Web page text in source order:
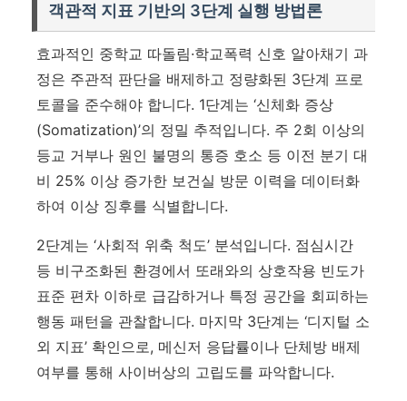
객관적 지표 기반의 3단계 실행 방법론
효과적인 중학교 따돌림·학교폭력 신호 알아채기 과
정은 주관적 판단을 배제하고 정량화된 3단계 프로
토콜을 준수해야 합니다. 1단계는 ‘신체화 증상
(Somatization)’의 정밀 추적입니다. 주 2회 이상의
등교 거부나 원인 불명의 통증 호소 등 이전 분기 대
비 25% 이상 증가한 보건실 방문 이력을 데이터화
하여 이상 징후를 식별합니다.
2단계는 ‘사회적 위축 척도’ 분석입니다. 점심시간
등 비구조화된 환경에서 또래와의 상호작용 빈도가
표준 편차 이하로 급감하거나 특정 공간을 회피하는
행동 패턴을 관찰합니다. 마지막 3단계는 ‘디지털 소
외 지표’ 확인으로, 메신저 응답률이나 단체방 배제
여부를 통해 사이버상의 고립도를 파악합니다.